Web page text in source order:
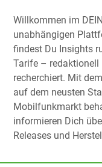
Willkommen im
unabhängigen
findest Du Insights
Tarife –
recherchiert. Mit
auf dem neusten
Mobilfunkmarkt
informieren Dich